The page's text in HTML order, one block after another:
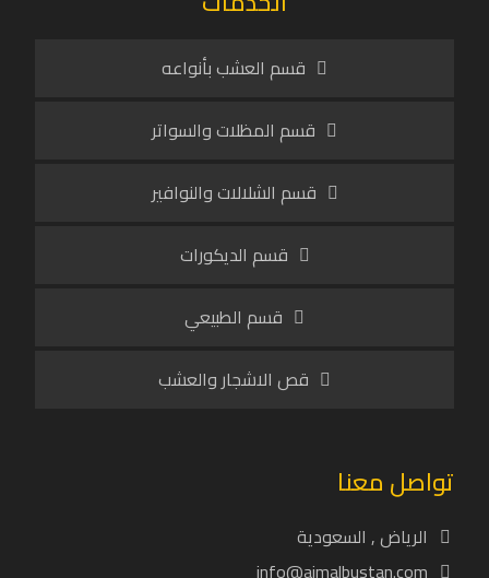
قسم العشب بأنواعه
قسم المظلات والسواتر
قسم الشلالات والنوافير
قسم الديكورات
قسم الطبيعي
قص الاشجار والعشب
تواصل معنا
الرياض , السعودية
info@ajmalbustan.com